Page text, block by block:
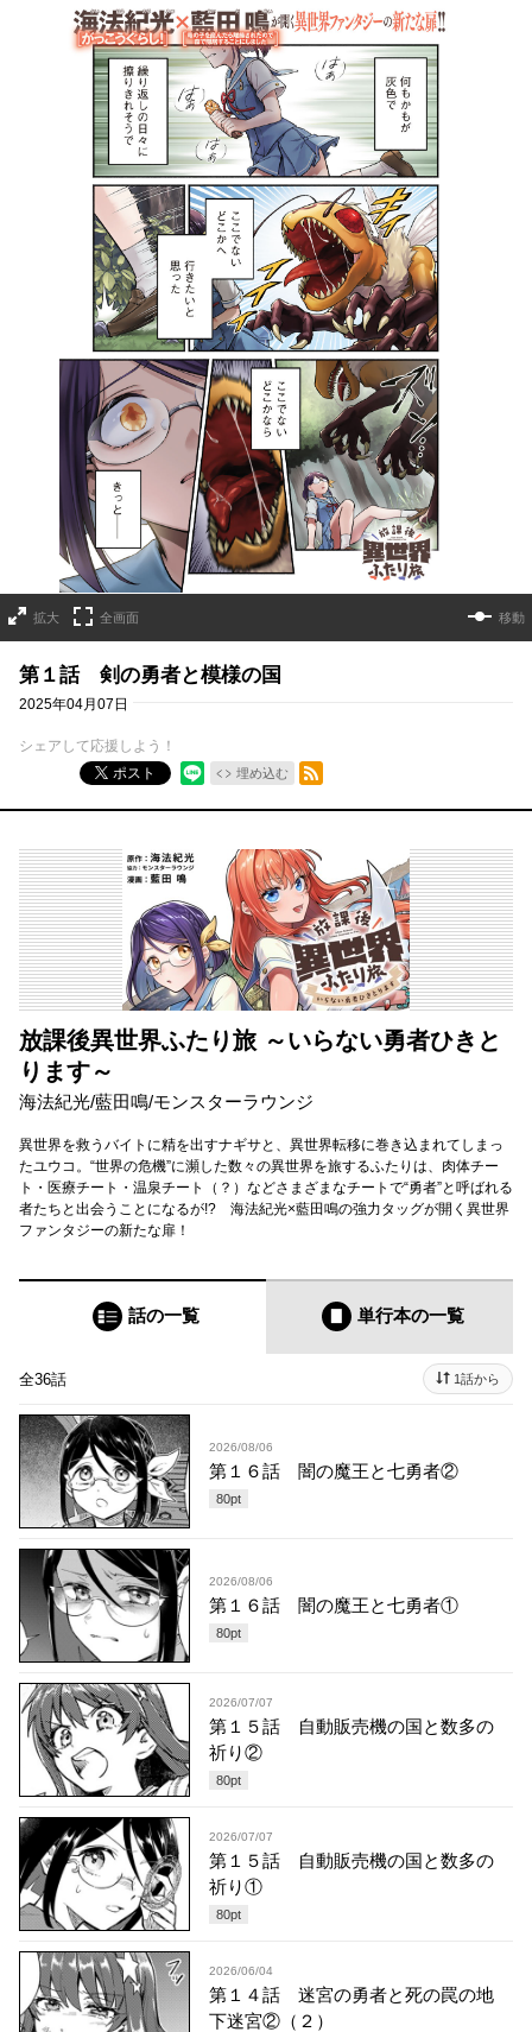
拡大 全画面 移動
第１話 剣の勇者と模様の国
2025年04月07日
シェアして応援しよう！
ポスト
埋め込む
RSSフィード
放課後異世界ふたり旅 ～いらない勇者ひきと
ります～
海法紀光/藍田鳴/モンスターラウンジ
異世界を救うバイトに精を出すナギサと、異世界転移に巻き込まれてしまっ
たユウコ。“世界の危機”に瀕した数々の異世界を旅するふたりは、肉体チー
ト・医療チート・温泉チート（？）などさまざまなチートで“勇者”と呼ばれる
者たちと出会うことになるが!? 海法紀光×藍田鳴の強力タッグが開く異世界
ファンタジーの新たな扉！
話の一覧 単行本の一覧
全36話 1話から
2026/08/06
第１６話 闇の魔王と七勇者②
80pt
2026/08/06
第１６話 闇の魔王と七勇者①
80pt
2026/07/07
第１５話 自動販売機の国と数多の
祈り②
80pt
2026/07/07
第１５話 自動販売機の国と数多の
祈り①
80pt
2026/06/04
第１４話 迷宮の勇者と死の罠の地
下迷宮②（２）